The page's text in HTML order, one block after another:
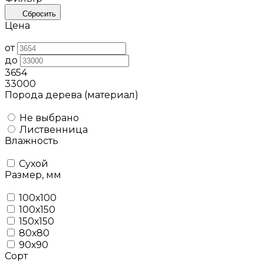
Сбросить
Цена
от
до
3654
33000
Порода дерева (материал)
Не выбрано
Лиственница
Влажность
Сухой
Размер, мм
100х100
100х150
150х150
80х80
90х90
Сорт